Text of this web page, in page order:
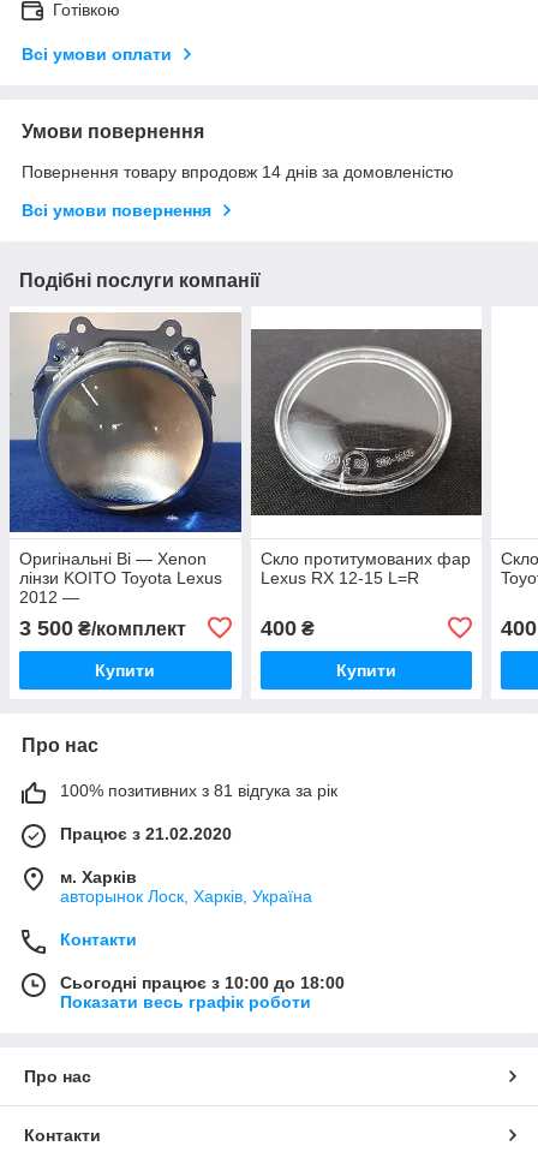
Готівкою
Всі умови оплати
Умови повернення
Повернення товару впродовж 14 днів за домовленістю
Всі умови повернення
Подібні послуги компанії
Оригінальні Bi — Xenon
лінзи KOITO Toyota Lexus
2012 —
3 500 ₴/комплект
Купити
Скло протитумованих фар
Lexus RX 12-15 L=R
400₴
Купити
400
Про нас
100% позитивних з 81 відгука за рік
Працює з 21.02.2020
м. Харків
авторынок Лоск, Харків, Україна
Контакти
Сьогодні працює з 10:00 до 18:00
Показати весь графік роботи
Про нас
Контакти